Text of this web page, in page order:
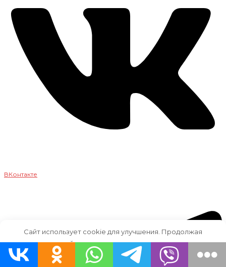
ВКонтакте
Сайт использует cookie для улучшения. Продолжая
пользоваться сайтом, вы соглашаетесь на использование
файлов cookie.
принимаю